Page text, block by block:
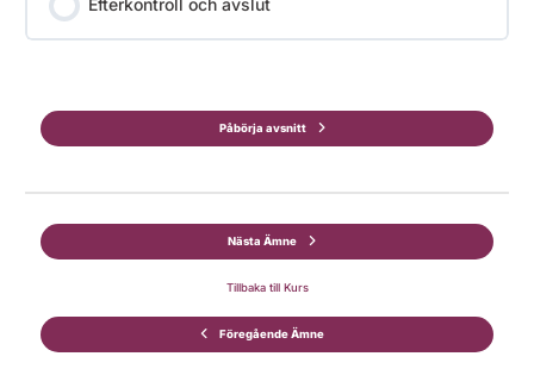
Efterkontroll och avslut
Påbörja avsnitt
Föregående Ämne
Tillbaka till Kurs
Nästa Ämne